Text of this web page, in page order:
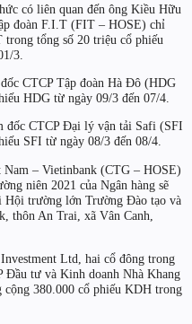
có liên quan đến ông Kiều Hữu
đoàn F.I.T (FIT – HOSE) chỉ
tổng số 20 triệu cổ phiếu
3.
CTCP Tập đoàn Hà Đô (HDG
HDG từ ngày 09/3 đến 07/4.
đốc CTCP Đại lý vận tải Safi (SFI
SFI từ ngày 08/3 đến 08/4.
– Vietinbank (CTG – HOSE)
niên 2021 của Ngân hàng sẽ
Hội trường lớn Trường Đào tạo và
thôn An Trai, xã Vân Canh,
Ltd, hai cổ đông trong
Đầu tư và Kinh doanh Nhà Khang
380.000 cổ phiếu KDH trong